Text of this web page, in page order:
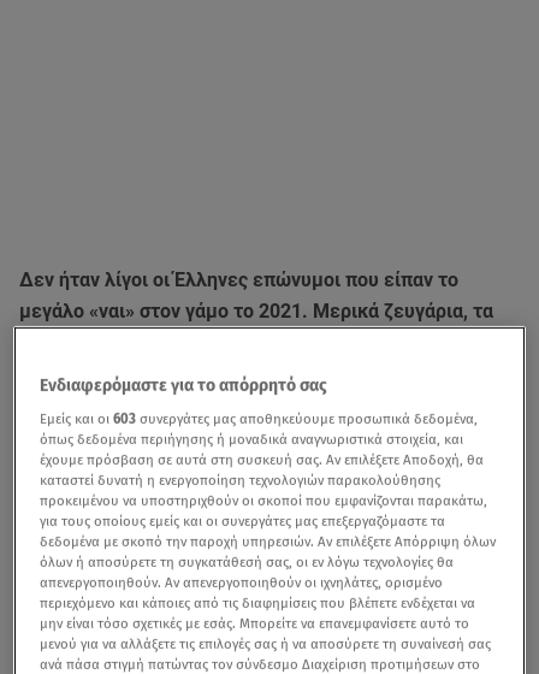
Δεν ήταν λίγοι οι Έλληνες επώνυμοι που είπαν το
μεγάλο «ναι» στον γάμο το 2021. Μερικά ζευγάρια, τα
επιλέγοντας να παντρευτούν σε στενό κύκλο, με λίγους
Για κάποιους γνωρίζαμε ήδη, καθώς είχαν
προαναγγείλει τον γάμο τους, για κάποιους άλλους
όμως, μάθαμε εκ των υστέρων τα ευχάριστα, αφού
θέλησαν να κρατήσουν μυστική αυτή την ημέρα.
Μαραβέγιας - Σωτηροπούλου:
Ρομαντικός γάμος στην Ύδρα
Ενδιαφερόμαστε για το απόρρητό σας
Εμείς και οι603 συνεργάτες μας αποθηκεύουμε προσωπικά δεδομένα,
όπως δεδομένα περιήγησης ή μοναδικά αναγνωριστικά στοιχεία, και
έχουμε πρόσβαση σε αυτά στη συσκευή σας. Αν επιλέξετε Αποδοχή, θα
καταστεί δυνατή η ενεργοποίηση τεχνολογιών παρακολούθησης
προκειμένου να υποστηριχθούν οι σκοποί που εμφανίζονται παρακάτω,
για τους οποίους εμείς και οι συνεργάτες μας επεξεργαζόμαστε τα
δεδομένα με σκοπό την παροχή υπηρεσιών. Αν επιλέξετε Απόρριψη όλων
όλων ή αποσύρετε τη συγκατάθεσή σας, οι εν λόγω τεχνολογίες θα
απενεργοποιηθούν. Αν απενεργοποιηθούν οι ιχνηλάτες, ορισμένο
περιεχόμενο και κάποιες από τις διαφημίσεις που βλέπετε ενδέχεται να
μην είναι τόσο σχετικές με εσάς. Μπορείτε να επανεμφανίσετε αυτό το
μενού για να αλλάξετε τις επιλογές σας ή να αποσύρετε τη συναίνεσή σας
ανά πάσα στιγμή πατώντας τον σύνδεσμο Διαχείριση προτιμήσεων στο